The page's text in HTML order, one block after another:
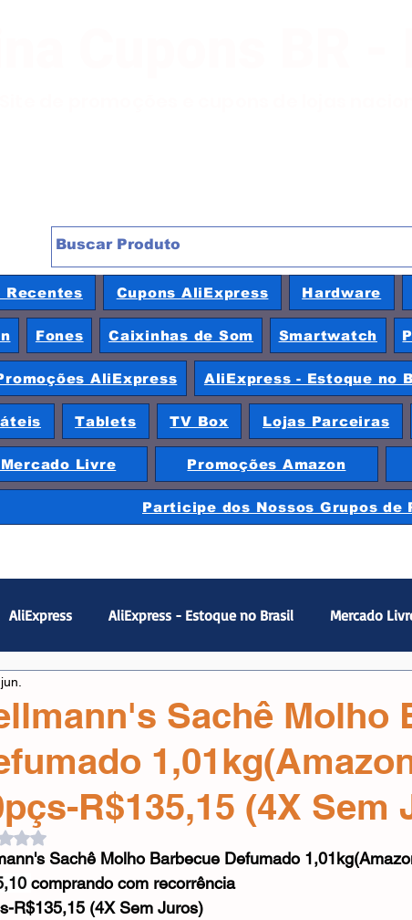
Cupons BR
Recentes Cupons AliExpress Hardware
Fones Caixinhas de Som Smartwatch
AliExpress AliExpress - Estoque no
Tablets TV Box Lojas Parceiras
Livre Promoções Amazon
Participe dos Nossos Grupos de
AliExpress AliExpress - Estoque no Brasil Mercado
Smartphones SSD SSD M2 SSD Sata TV Box
Carregadores
Sachê Molho
R$135,15 (4X Sem
Avaliado com NaN de 5 estrelas.
Sachê Molho Barbecue Defumado
comprando com recorrência
R$135,15 (4X Sem Juros)